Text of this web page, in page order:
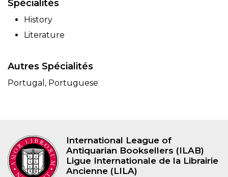
Spécialités
History
Literature
Autres Spécialités
Portugal, Portuguese
International League of
Antiquarian Booksellers (ILAB)
Ligue Internationale de la Librairie
Ancienne (LILA)